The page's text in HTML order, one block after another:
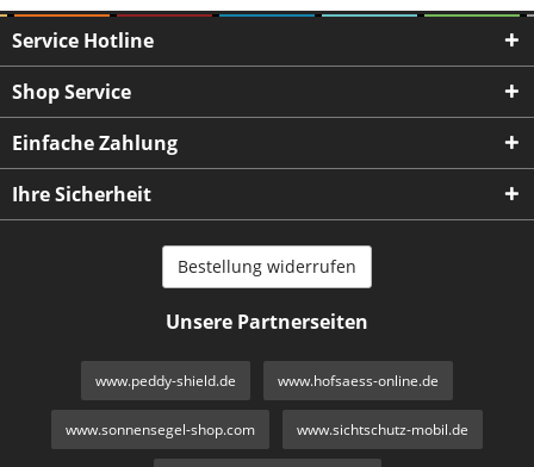
Service Hotline
Shop Service
Einfache Zahlung
Ihre Sicherheit
Bestellung widerrufen
Unsere Partnerseiten
www.peddy-shield.de www.hofsaess-online.de
www.sonnensegel-shop.com www.sichtschutz-mobil.de